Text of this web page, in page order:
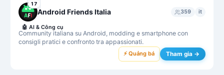
17
Android Friends Italia 359 it
Community italiana su Android, modding e smartphone con
consigli pratici e confronto tra appassionati.
🤖 AI & Công cụ
⚡ Quảng bá Tham gia →